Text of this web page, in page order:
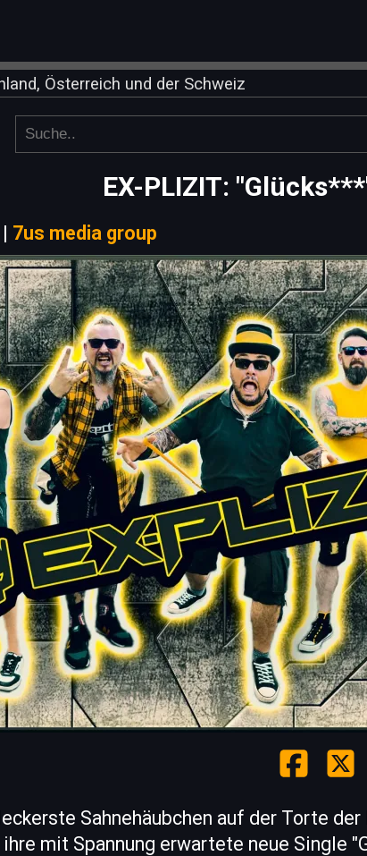
Österreich und der Schweiz
EX-PLIZIT:
| 7us media group
Sahnehäubchen auf der Torte
mit Spannung erwartete neue Single